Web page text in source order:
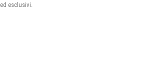
esclusivi.